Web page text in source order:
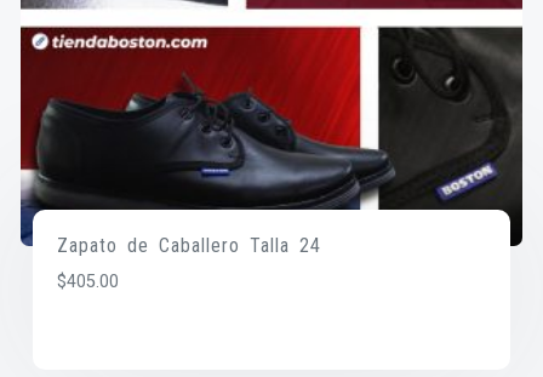
Zapato de Caballero Talla 24
$405.00